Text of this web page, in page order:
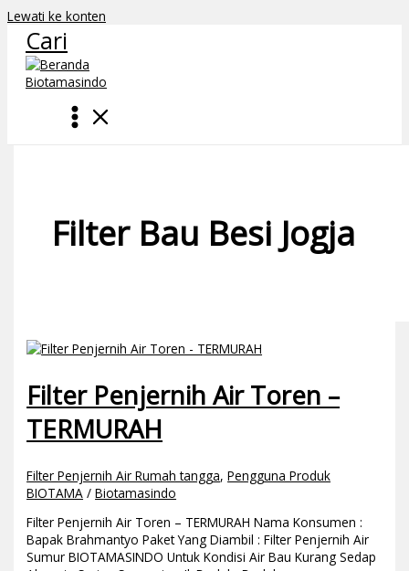
Lewati ke konten
Cari
Filter Bau Besi Jogja
Filter Penjernih Air Toren –
TERMURAH
Filter Penjernih Air Rumah tangga,Pengguna Produk
BIOTAMA /Biotamasindo
Filter Penjernih Air Toren – TERMURAH Nama Konsumen :
Bapak Brahmantyo Paket Yang Diambil : Filter Penjernih Air
Sumur BIOTAMASINDO Untuk Kondisi Air Bau Kurang Sedap